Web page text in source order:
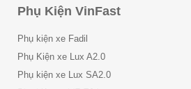
Phụ Kiện VinFast
Phụ kiện xe Fadil
Phụ Kiện xe Lux A2.0
Phụ kiện xe Lux SA2.0